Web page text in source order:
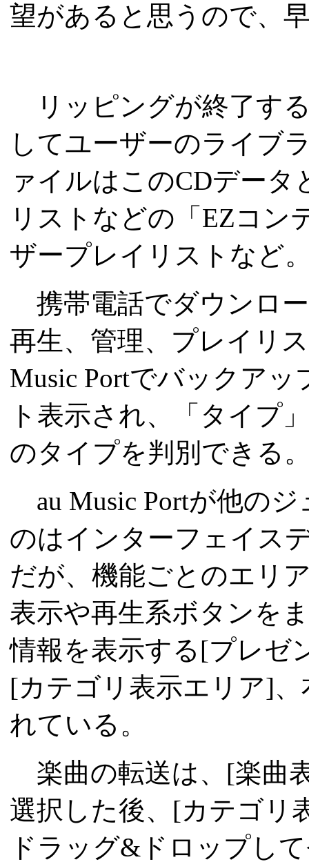
望があると思うので、
リッピングが終了す
してユーザーのライブ
ァイルはこのCDデー
リストなどの「EZコン
ザープレイリストなど
携帯電話でダウンロ
再生、管理、プレイリ
Music Portでバックア
ト表示され、「タイプ
のタイプを判別できる
au Music Portが他の
のはインターフェイス
だが、機能ごとのエリ
表示や再生系ボタンを
情報を表示する[プレゼ
[カテゴリ表示エリア]
れている。
楽曲の転送は、[楽曲
選択した後、[カテゴリ
ドラッグ&ドロップし